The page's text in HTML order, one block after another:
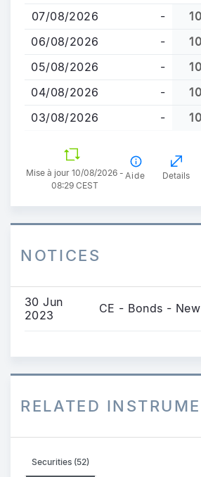
contenu
principal
07/08/2026 -
06/08/2026
-
05/08/2026
-
04/08/2026
-
03/08/2026
-
Mise à jour 10/08/2026 -
08:29 CEST
Aide Details
NOTICES
30 Jun
2023
CE - Bonds -
RELATED
Securities (52)